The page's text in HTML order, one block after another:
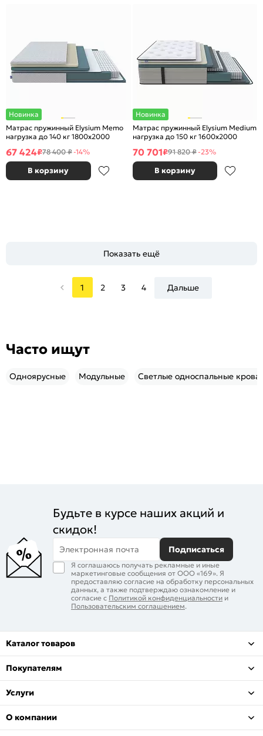
Новинка
Матрас пружинный Elysium Memo
нагрузка до 140 кг 1800x2000
67 424₽78 400 ₽-14%
В корзину
Новинка
Матрас пружинный Elysium Medium
нагрузка до 150 кг 1600x2000
70 701₽91 820 ₽-23%
В корзину
Показать ещё
1 2 3 4 Дальше
Часто ищут
Одноярусные Модульные Светлые односпальные
Будьте в курсе наших акций и
скидок!
Электронная почта Подписаться
Я соглашаюсь получать рекламные и иные
маркетинговые сообщения от ООО «169». Я
предоставляю согласие на обработку персональных
данных, а также подтверждаю ознакомление и
согласие с Политикой конфиденциальности и
Пользовательским соглашением.
Каталог товаров
Покупателям
Услуги
О компании